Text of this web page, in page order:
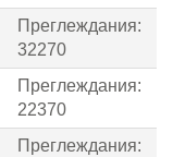
Преглеждания:
32270
Преглеждания:
22370
Преглеждания: